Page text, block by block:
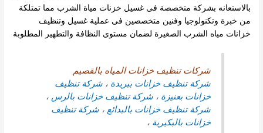
بالاستعانه بشركة متخصصة فى غسيل خزنات مياة الشرب مما تمتلكة
من خبرة وتكنولوجيا وفنين متخصصين فى عملية غسيل وتنظيف
خزانات مياه الشرب الصغيرة لضمان مستوى النظافة والتطهير المطلوبة
شركات تنظيف خزانات المياه بالقصيم
شركة تنظيف خزانات ببريدة ،شركة تنظيف
خزانات بعنيزة ،شركة تنظيف خزانات بالرس ،
شركة تنظيف خزانات بالبدائع ، شركة تنظيف
خزانات بالبكيرية ،